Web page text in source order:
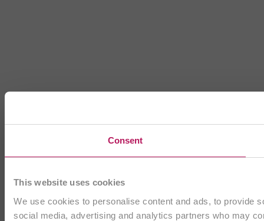
Consent
This website uses cookies
We use cookies to personalise content and ads, to provide
social media, advertising and analytics partners who may